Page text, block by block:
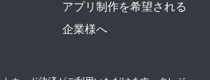
アプリ制作を希望される
企業様へ